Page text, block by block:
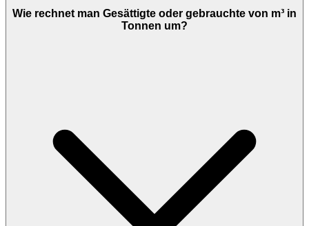
Wie rechnet man Gesättigte oder gebrauchte von m³ in
Tonnen um?